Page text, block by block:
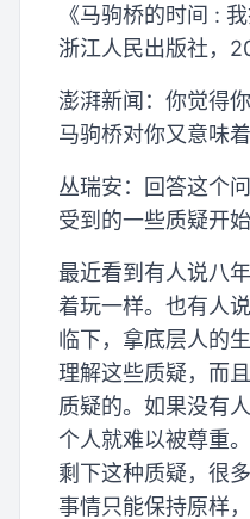
《马驹桥的时间 :
浙江人民出版社，
澎湃新闻：你觉得
马驹桥对你又意味着
丛瑞安：回答这个
受到的一些质疑开始
最近看到有人说八
着玩一样。也有人
临下，拿底层人的
理解这些质疑，而
质疑的。如果没有
个人就难以被尊重
剩下这种质疑，很
事情只能保持原样